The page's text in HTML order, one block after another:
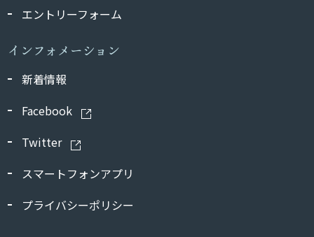
エントリーフォーム
インフォメーション
新着情報
Facebook
Twitter
スマートフォンアプリ
プライバシーポリシー